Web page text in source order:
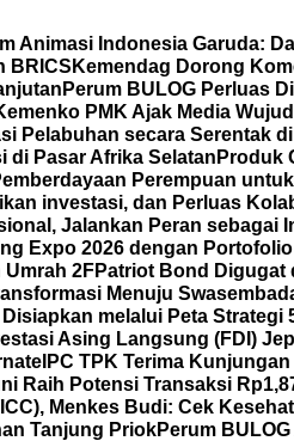
Animasi Indonesia Garuda:
BRICS Kemendag Dorong
Perum BULOG Perluas
PMK Ajak Media
Pelabuhan secara Serentak
di Pasar Afrika Selatan Produk
Perempuan
investasi, dan Perluas
Jalankan Peran sebagai
Expo 2026 dengan
2FPatriot Bond Digugat
Menuju
melalui Peta Strategi
Asing Langsung (FDI)
IPC TPK Terima
Raih Potensi Transaksi
Menkes Budi: Cek
Tanjung PriokPerum